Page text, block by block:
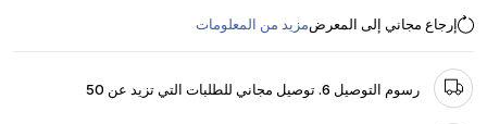
إرجاع مجاني إلى المعرضمزيد من المعلومات
رسوم التوصيل 6. توصيل مجاني للطلبات التي تزيد عن 50